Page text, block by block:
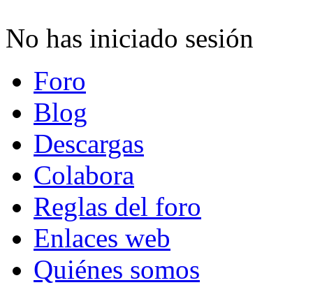
No has iniciado sesión
Foro
Blog
Descargas
Colabora
Reglas del foro
Enlaces web
Quiénes somos